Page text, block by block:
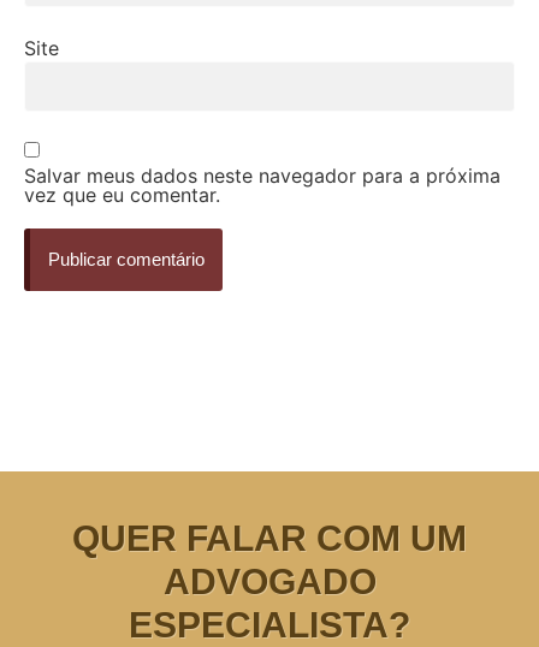
Site
Salvar meus dados neste navegador para a próxima
vez que eu comentar.
QUER FALAR COM UM
ADVOGADO
ESPECIALISTA?